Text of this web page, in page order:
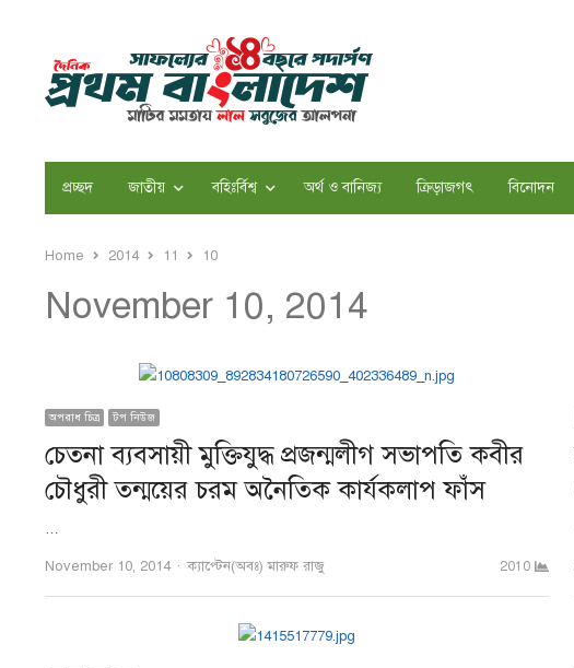
প্রচ্ছদ জাতীয় বহিঃর্বিশ্ব অর্থ ও বানিজ্য ক্রিড়াজগৎ বিনোদন
Home 2014 11 10
November 10, 2014
অপরাধ চিত্র টপ নিউজ
চেতনা ব্যবসায়ী মুক্তিযুদ্ধ প্রজন্মলীগ সভাপতি কবীর
চৌধুরী তন্ময়ের চরম অনৈতিক কার্যকলাপ ফাঁস
…
November 10, 2014 Author
ক্যাপ্টেন(অবঃ) মারুফ রাজু 2010